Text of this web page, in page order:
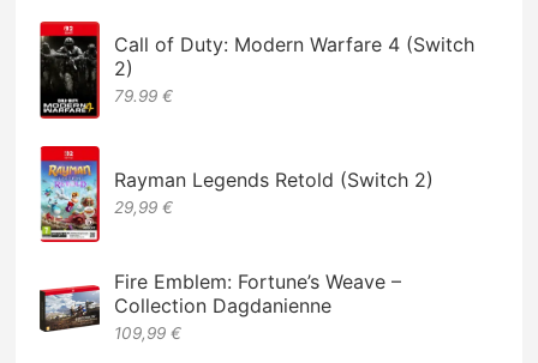
Call of Duty: Modern Warfare 4 (Switch
2)
79.99 €
Rayman Legends Retold (Switch 2)
29,99 €
Fire Emblem: Fortune’s Weave –
Collection Dagdanienne
109,99 €